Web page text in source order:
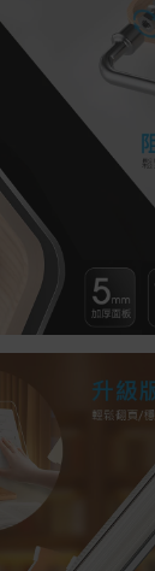
期限與說明請參
zh/support/
固依各商品和之廠
售後服務問題，您
式：
：支援Visa、
：限指定商品使用
0利率/滿3萬享12
使用一次性虛擬帳戶
MONEY)
使用行動裝置
(原Samsung